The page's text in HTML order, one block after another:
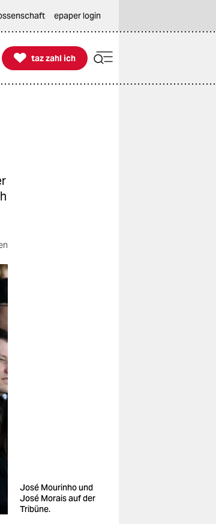
epaper login

taz zahl ich
taz zahl ich
José Mourinho und
José Morais auf der
Tribüne.